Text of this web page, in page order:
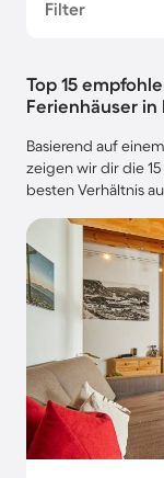
Filter
Top 15
Ferienhäuser in
Basierend auf
zeigen wir dir die
besten Verhältnis